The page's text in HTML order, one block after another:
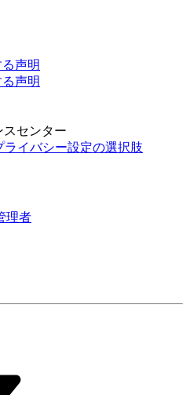
声明
声明
スセンター
ライバシー設定の選択肢
理者